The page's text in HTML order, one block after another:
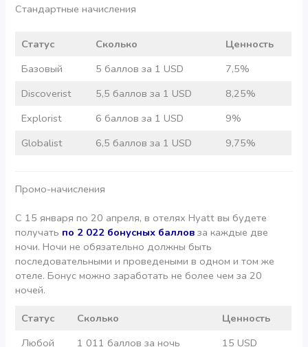
Стандартные начисления
Статус Сколько
Ценность
Базовый
5 баллов за 1 USD
7,5%
Discoverist
5,5 баллов за 1 USD
8,25%
Explorist
6 баллов за 1 USD
9%
Globalist
6,5 баллов за 1 USD 9,75%
Промо-начисления
С 15 января по 20 апреля, в отелях Hyatt вы будете
получать по 2 022 бонусных баллов за каждые две
ночи. Ночи не обязательно должны быть
последовательными и проведеными в одном и том же
отеле. Бонус можно заработать не более чем за 20
ночей.
Статус Сколько
Ценность
Любой
1 011 баллов за ночь 15 USD